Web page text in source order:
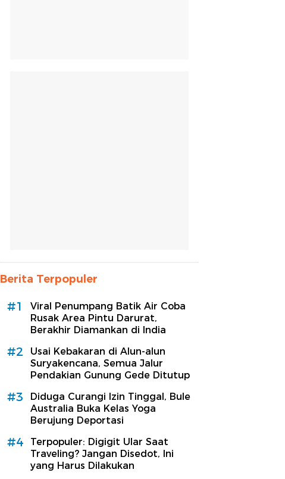
Berita Terpopuler
#1
Viral Penumpang Batik Air Coba
Rusak Area Pintu Darurat,
Berakhir Diamankan di India
#2
Usai Kebakaran di Alun-alun
Suryakencana, Semua Jalur
Pendakian Gunung Gede Ditutup
#3
Diduga Curangi Izin Tinggal, Bule
Australia Buka Kelas Yoga
Berujung Deportasi
#4
Terpopuler: Digigit Ular Saat
Traveling? Jangan Disedot, Ini
yang Harus Dilakukan